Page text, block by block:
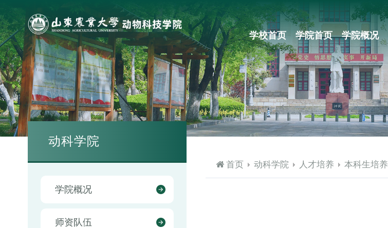
学校首页 学院首页 学院概况
首页 动科学院 人才培养 本科生培养
动科学院
学院概况
师资队伍